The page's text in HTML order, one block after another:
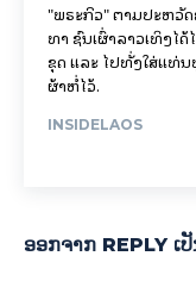
"ພຣະກິວ" ຕາມປະຫວັ
ທາ ຊົນເຜົ່າລາວເທິງໄ
ຂຸດ ແລະ ໄປທັ່ງໃສ່ແທ່
ຜ້າຫໍ່ໄວ້.
INSIDELAOS
ອອກ​ຈາກ REPLY ເ